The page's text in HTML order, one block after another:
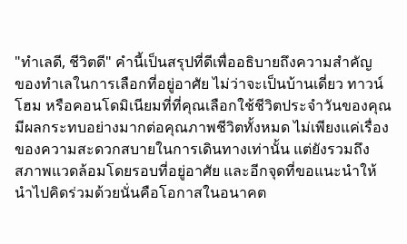
"ทำเลดี, ชีวิตดี" คำนี้เป็นสรุปที่ดีเพื่ออธิบายถึงความสำคัญ
ของทำเลในการเลือกที่อยู่อาศัย ไม่ว่าจะเป็นบ้านเดี่ยว ทาวน์
โฮม หรือคอนโดมิเนียมที่ที่คุณเลือกใช้ชีวิตประจำวันของคุณ
มีผลกระทบอย่างมากต่อคุณภาพชีวิตทั้งหมด ไม่เพียงแค่เรื่อง
ของความสะดวกสบายในการเดินทางเท่านั้น แต่ยังรวมถึง
สภาพแวดล้อมโดยรอบที่อยู่อาศัย และอีกจุดที่ขอแนะนำให้
นำไปคิดร่วมด้วยนั่นคือโอกาสในอนาคต